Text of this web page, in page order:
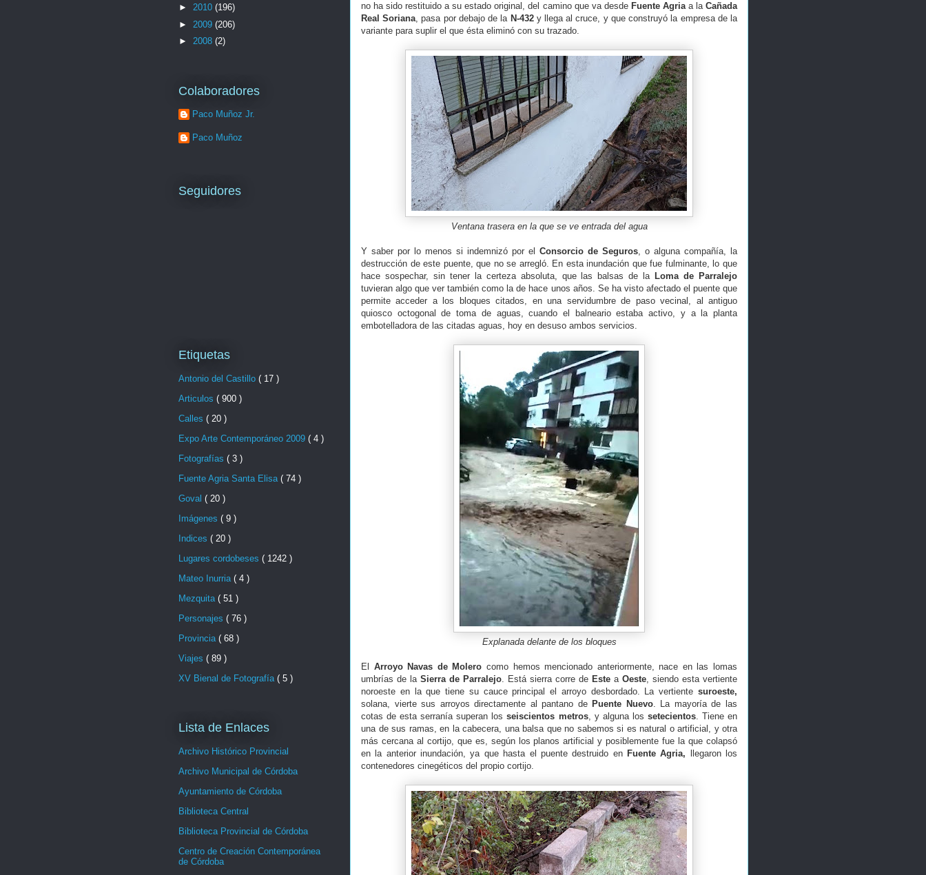
no ha sido restituido a su estado original, del camino que va desde Fuente Agriaa laCañada
Real Soriana, pasa por debajo de la N-432y llega al cruce, y que construyó la empresa de la
variante para suplir el que ésta eliminó con su trazado.
Ventana trasera en la que se ve entrada del agua
Y saber por lo menos si indemnizó por el Consorcio de Seguros, o alguna compañía, la
destrucción de este puente, que no se arregló. En esta inundación que fue fulminante, lo que
hace sospechar, sin tener la certeza absoluta, que las balsas de la Loma de Parralejo
tuvieran algo que ver también como la de hace unos años. Se ha visto afectado el puente que
permite acceder a los bloques citados, en una servidumbre de paso vecinal, al antiguo
quiosco octogonal de toma de aguas, cuando el balneario estaba activo, y a la planta
embotelladora de las citadas aguas, hoy en desuso ambos servicios.
Explanada delante de los bloques
El Arroyo Navas de Molero como hemos mencionado anteriormente, nace en las lomas
umbrías de la Sierra de Parralejo. Está sierra corre de Este a Oeste, siendo esta vertiente
noroeste en la que tiene su cauce principal el arroyo desbordado. La vertiente suroeste,
solana, vierte sus arroyos directamente al pantano de Puente Nuevo. La mayoría de las
cotas de esta serranía superan losseiscientos metros, y alguna los setecientos. Tiene en
una de sus ramas, en la cabecera, una balsa que no sabemos si es natural o artificial, y otra
más cercana al cortijo, que es, según los planos artificial y posiblemente fue la que colapsó
en la anterior inundación, ya que hasta el puente destruido en Fuente Agria, llegaron los
contenedores cinegéticos del propio cortijo.
► 2010 (196)
► 2009 (206)
► 2008 (2)
Colaboradores
Paco Muñoz Jr.
Paco Muñoz
Seguidores
Etiquetas
Antonio del Castillo ( 17 )
Articulos ( 900 )
Calles ( 20 )
Expo Arte Contemporáneo 2009 ( 4 )
Fotografías ( 3 )
Fuente Agria Santa Elisa ( 74 )
Goval ( 20 )
Imágenes ( 9 )
Indices ( 20 )
Lugares cordobeses ( 1242 )
Mateo Inurria ( 4 )
Mezquita ( 51 )
Personajes ( 76 )
Provincia ( 68 )
Viajes ( 89 )
XV Bienal de Fotografía ( 5 )
Lista de Enlaces
Archivo Histórico Provincial
Archivo Municipal de Córdoba
Ayuntamiento de Córdoba
Biblioteca Central
Biblioteca Provincial de Córdoba
Centro de Creación Contemporánea
de Córdoba